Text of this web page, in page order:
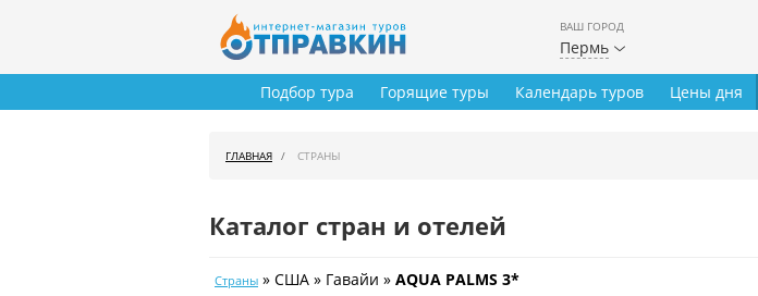
ВАШ ГОРОД
Пермь
Подбор тура Горящие туры Календарь туров Цены дня
ГЛАВНАЯ СТРАНЫ
Каталог стран и отелей
Страны » США » Гавайи » AQUA PALMS 3*